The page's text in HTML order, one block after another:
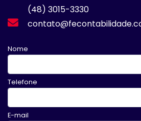
(48) 3015-3330
Nome
Telefone
E-mail